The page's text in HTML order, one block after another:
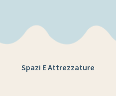
Spazi E Attrezzature